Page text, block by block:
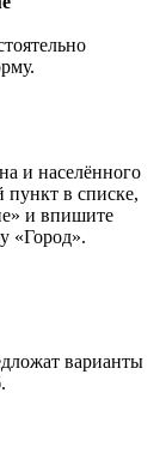
и населённого
в списке,
и впишите
«Город».
варианты